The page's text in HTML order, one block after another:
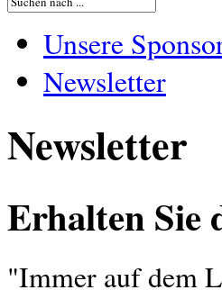
Unsere
Newsletter
Newsletter
Erhalten Sie
"Immer auf dem